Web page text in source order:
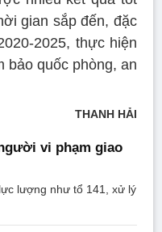
lượng như tổ 141, xử lý
soát sau 22h
hội phòng chống
trong đêm
trấn áp tội phạm bảo vệ